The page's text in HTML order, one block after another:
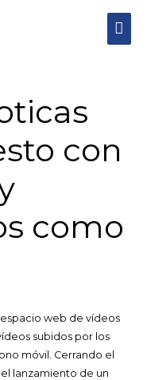
con
como
espacio web de vídeos
subidos por los
móvil. Cerrando el
lanzamiento de un